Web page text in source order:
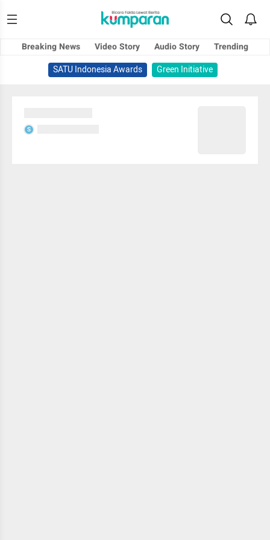
Breaking News Video Story Audio Story
Trending
SATU Indonesia Awards
Green Initiative
S